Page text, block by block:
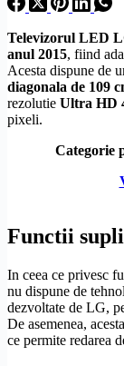
Televizorul LED
anul 2015, fiind
Acesta dispune de
diagonala de 109
rezolutie Ultra HD
pixeli.
Categorie
Functii
In ceea ce privesc
nu dispune de
dezvoltate de LG,
De asemenea,
ce permite redarea